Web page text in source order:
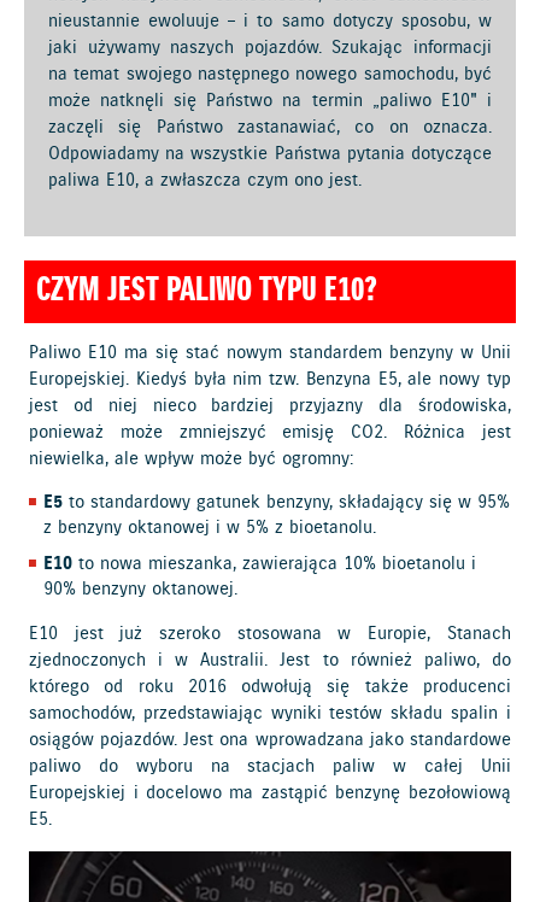
nieustannie ewoluuje – i to samo dotyczy sposobu, w
jaki używamy naszych pojazdów. Szukając informacji
na temat swojego następnego nowego samochodu, być
może natknęli się Państwo na termin „paliwo E10" i
zaczęli się Państwo zastanawiać, co on oznacza.
Odpowiadamy na wszystkie Państwa pytania dotyczące
paliwa E10, a zwłaszcza czym ono jest.
CZYM JEST PALIWO TYPU E10?
Paliwo E10 ma się stać nowym standardem benzyny w Unii
Europejskiej. Kiedyś była nim tzw. Benzyna E5, ale nowy typ
jest od niej nieco bardziej przyjazny dla środowiska,
ponieważ może zmniejszyć emisję CO2. Różnica jest
niewielka, ale wpływ może być ogromny:
E5 to standardowy gatunek benzyny, składający się w 95%
z benzyny oktanowej i w 5% z bioetanolu.
E10 to nowa mieszanka, zawierająca 10% bioetanolu i
90% benzyny oktanowej.
E10 jest już szeroko stosowana w Europie, Stanach
zjednoczonych i w Australii. Jest to również paliwo, do
którego od roku 2016 odwołują się także producenci
samochodów, przedstawiając wyniki testów składu spalin i
osiągów pojazdów. Jest ona wprowadzana jako standardowe
paliwo do wyboru na stacjach paliw w całej Unii
Europejskiej i docelowo ma zastąpić benzynę bezołowiową
E5.